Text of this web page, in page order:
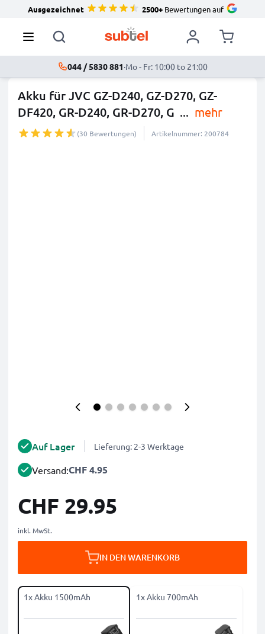
Ausgezeichnet 2500+Bewertungen auf
044 / 5830 881·Mo - Fr: 10:00 to 21:00
Akku für JVC GZ-D240, GZ-D270, GZ-
DF420, GR-D240, GR-D270, G ... mehr
(30 Bewertungen) Artikelnummer: 200784
Auf Lager Lieferung: 2-3 Werktage
Versand:CHF 4.95
CHF 29.95
inkl. MwSt.
IN DEN WARENKORB
1x Akku 1500mAh 1x Akku 700mAh